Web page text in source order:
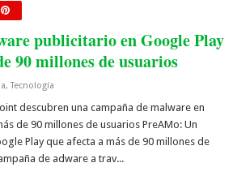
publicitario en Google Play
90 millones de usuarios
,Tecnología
descubren una campaña de malware en
de 90 millones de usuarios PreAMo: Un
Play que afecta a más de 90 millones de
de adware a trav...